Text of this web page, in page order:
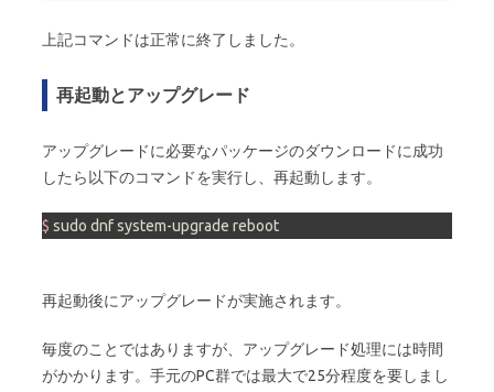
上記コマンドは正常に終了しました。
再起動とアップグレード
アップグレードに必要なパッケージのダウンロードに成功
したら以下のコマンドを実行し、再起動します。
$ sudo dnf system-upgrade reboot
再起動後にアップグレードが実施されます。
毎度のことではありますが、アップグレード処理には時間
がかかります。手元のPC群では最大で25分程度を要しまし